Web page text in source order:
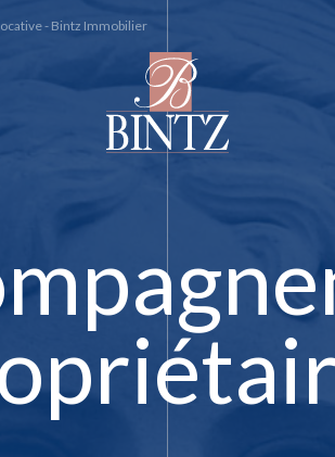
- Bintz Immobilier